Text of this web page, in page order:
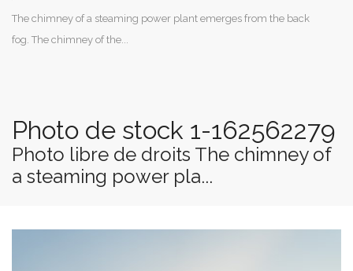
ici :The chimney of a steaming power plant emerges from the back
fog. The chimney of the...
Photo de stock 1-162562279
Photo libre de droits The chimney of
a steaming power pla...